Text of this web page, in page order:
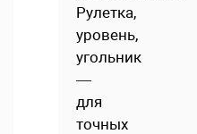
Рулетка,
уровень,
угольник
—
для
точных